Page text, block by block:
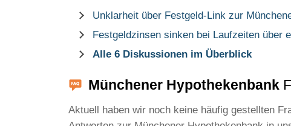
Unklarheit über Festgeld-Link zur
Festgeldzinsen sinken bei Laufzeiten über
Alle 6 Diskussionen im Überblick
Münchener Hypothekenbank
Aktuell haben wir noch keine häufig gestellten